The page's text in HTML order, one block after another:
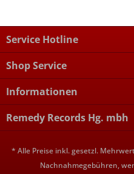
Service Hotline
Shop Service
Informationen
Remedy Records Hg. mbh
* Alle Preise inkl. gesetzl.
Nachnahmegebühren,